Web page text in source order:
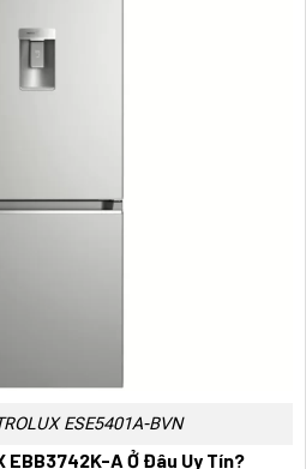
ESE5401A-BVN
EBB3742K-A Ở Đâu Uy Tín?